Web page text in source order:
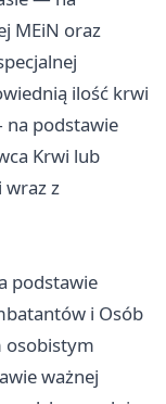
MEiN oraz
ilość krwi
na podstawie
Krwi lub
wraz z
podstawie
i Osób
osobistym
ważnej